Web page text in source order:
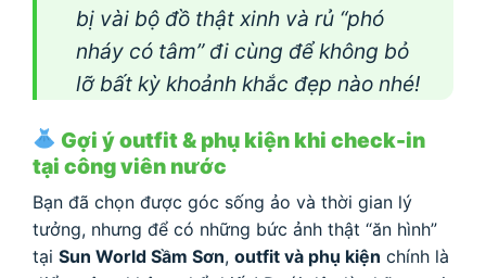
bị vài bộ đồ thật xinh và rủ “phó
nháy có tâm” đi cùng để không bỏ
lỡ bất kỳ khoảnh khắc đẹp nào nhé!
Gợi ý outfit & phụ kiện khi check-in
tại công viên nước
Bạn đã chọn được góc sống ảo và thời gian lý
tưởng, nhưng để có những bức ảnh thật “ăn hình”
tại Sun World Sầm Sơn, outfit và phụ kiện chính là